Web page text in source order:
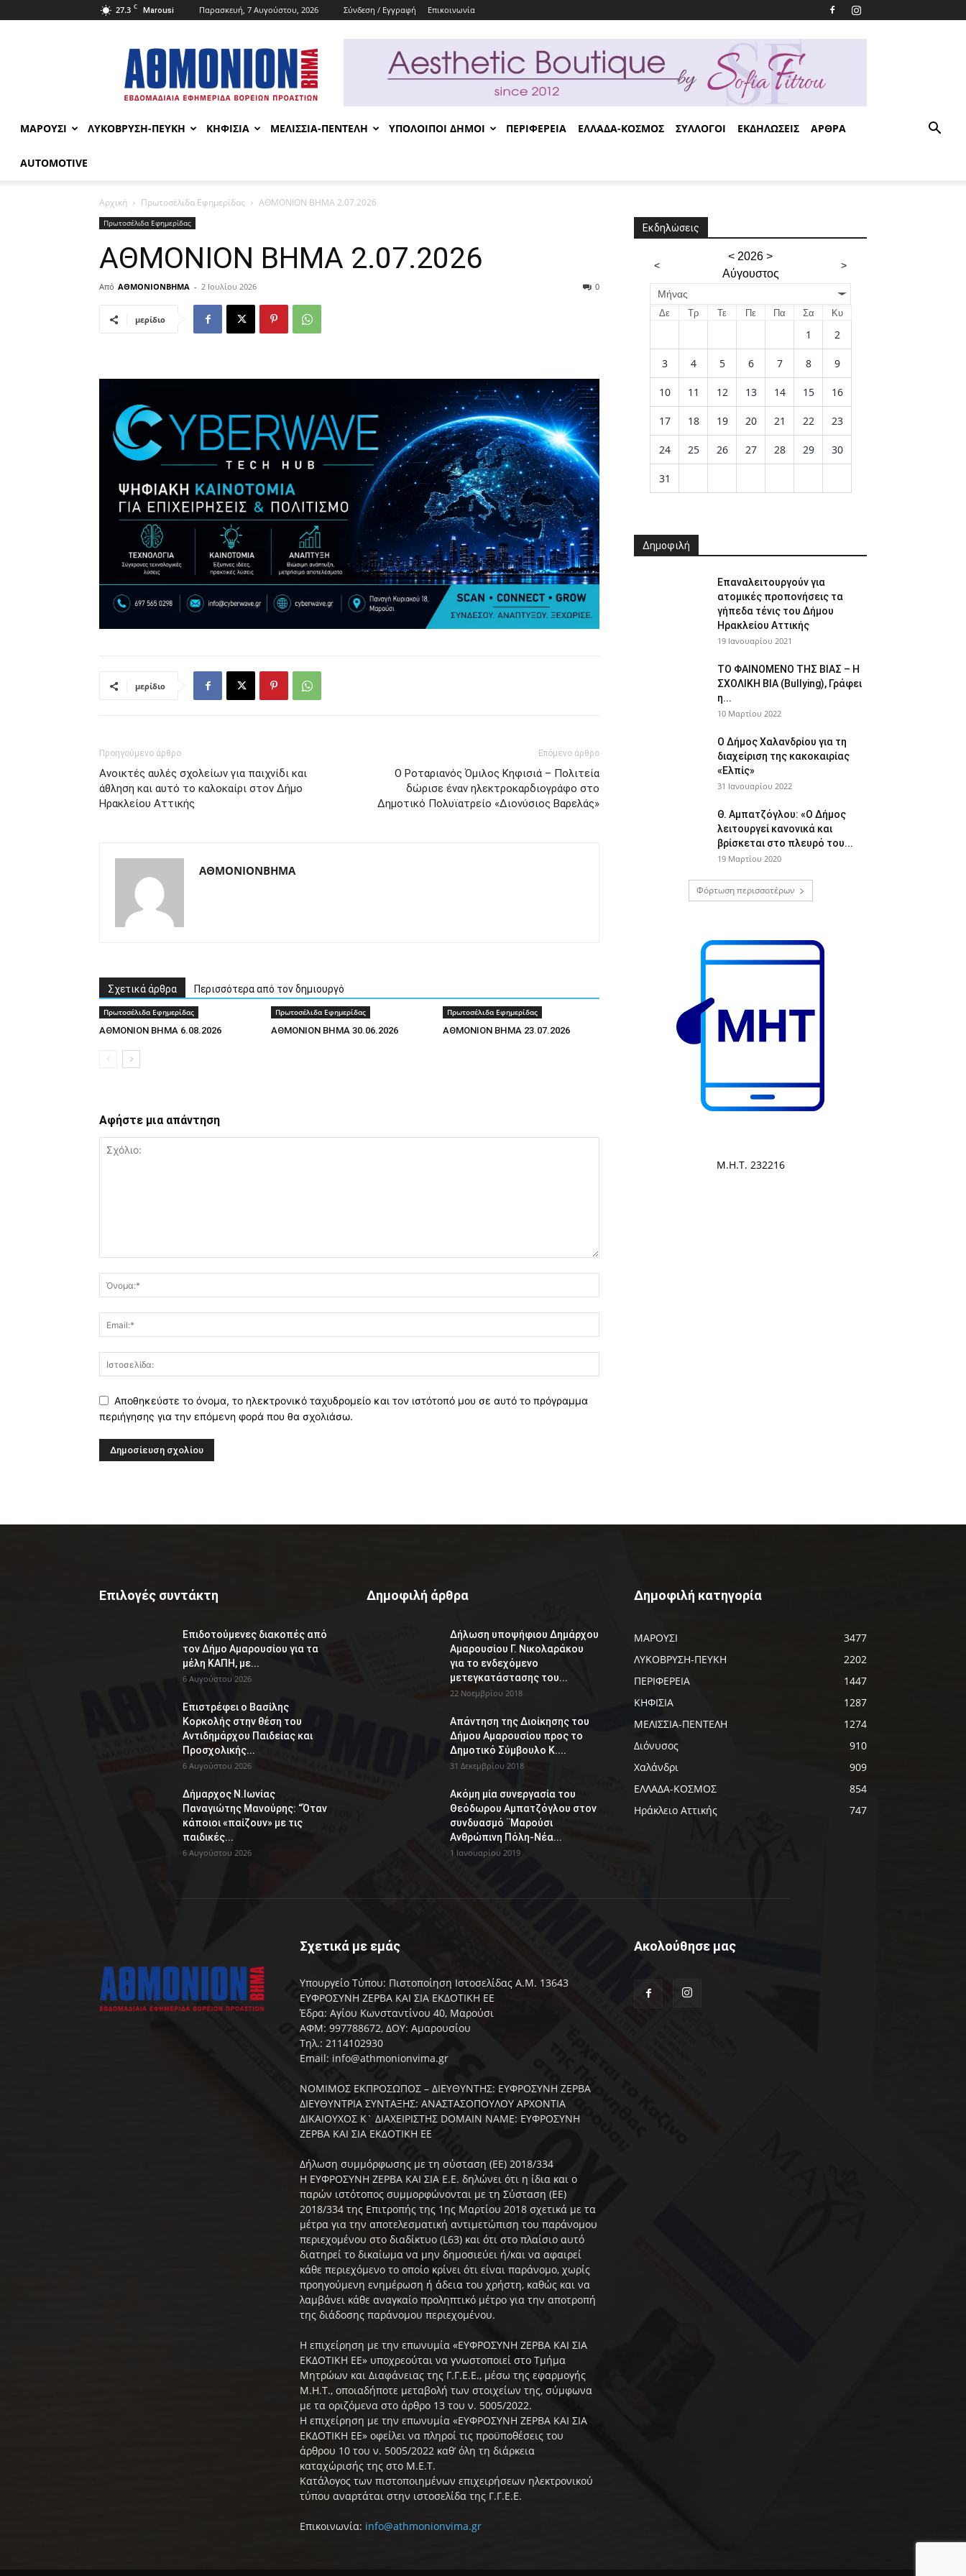
27.3 C Marousi Παρασκευή, 7 Αυγούστου, 2026 Σύνδεση / Εγγραφή Επικοινωνία
ΑΘΜΟΝΙΟΝ
ΒΗΜΑ
ΜΑΡΟΥΣΙ ΛΥΚΟΒΡΥΣΗ-ΠΕΥΚΗ ΚΗΦΙΣΙΑ ΜΕΛΙΣΣΙΑ-ΠΕΝΤΕΛΗ ΥΠΟΛΟΙΠΟΙ ΔΗΜΟΙ ΠΕΡΙΦΕΡΕΙΑ ΕΛΛΑΔΑ-ΚΟΣΜΟΣ ΣΥΛΛΟΓΟΙ ΕΚΔΗΛΩΣΕΙΣ ΑΡΘΡΑ
AUTOMOTIVE
Αρχική Πρωτοσέλιδα Εφημερίδας ΑΘΜΟΝΙΟΝ ΒΗΜΑ 2.07.2026
Πρωτοσέλιδα Εφημερίδας
ΑΘΜΟΝΙΟΝ ΒΗΜΑ 2.07.2026
Από ΑΘΜΟΝΙΟΝΒΗΜΑ - 2 Ιουλίου 2026 0
μερίδιο
μερίδιο
Προηγούμενο άρθρο
Ανοικτές αυλές σχολείων για παιχνίδι και
άθληση και αυτό το καλοκαίρι στον Δήμο
Ηρακλείου Αττικής
Επόμενο άρθρο
Ο Ροταριανός Όμιλος Κηφισιά – Πολιτεία
δώρισε έναν ηλεκτροκαρδιογράφο στο
Δημοτικό Πολυϊατρείο «Διονύσιος Βαρελάς»
ΑΘΜΟΝΙΟΝΒΗΜΑ
Σχετικά άρθρα Περισσότερα από τον δημιουργό
Πρωτοσέλιδα Εφημερίδας
ΑΘΜΟΝΙΟΝ ΒΗΜΑ 6.08.2026
Πρωτοσέλιδα Εφημερίδας
AΘΜΟΝΙΟΝ ΒΗΜΑ 30.06.2026
Πρωτοσέλιδα Εφημερίδας
ΑΘΜΟΝΙΟΝ ΒΗΜΑ 23.07.2026
Αφήστε μια απάντηση
Αποθηκεύστε το όνομα, το ηλεκτρονικό ταχυδρομείο και τον ιστότοπό μου σε αυτό το πρόγραμμα
περιήγησης για την επόμενη φορά που θα σχολιάσω.
Εκδηλώσεις
<
< 2026 >
Αύγουστος
>
Μήνας
Δε Τρ Τε Πε Πα Σα Κυ
1 2
3 4 5 6 7 8 9
10 11 12 13 14 15 16
17 18 19 20 21 22 23
24 25 26 27 28 29 30
31
Δημοφιλή
Επαναλειτουργούν για
ατομικές προπονήσεις τα
γήπεδα τένις του Δήμου
Ηρακλείου Αττικής
19 Ιανουαρίου 2021
ΤΟ ΦΑΙΝΟΜΕΝΟ ΤΗΣ ΒΙΑΣ – Η
ΣΧΟΛΙΚΗ ΒΙΑ (Bullying), Γράφει
η...
10 Μαρτίου 2022
Ο Δήμος Χαλανδρίου για τη
διαχείριση της κακοκαιρίας
«Ελπίς»
31 Ιανουαρίου 2022
Θ. Αμπατζόγλου: «Ο Δήμος
λειτουργεί κανονικά και
βρίσκεται στο πλευρό του...
19 Μαρτίου 2020
Φόρτωση περισσοτέρων
Μ.Η.Τ. 232216
Επιλογές συντάκτη
Επιδοτούμενες διακοπές από
τον Δήμο Αμαρουσίου για τα
μέλη ΚΑΠΗ, με...
6 Αυγούστου 2026
Επιστρέφει ο Βασίλης
Κορκολής στην θέση του
Αντιδημάρχου Παιδείας και
Προσχολικής...
6 Αυγούστου 2026
Δήμαρχος Ν.Ιωνίας
Παναγιώτης Μανούρης: “Όταν
κάποιοι «παίζουν» με τις
παιδικές...
6 Αυγούστου 2026
Δημοφιλή άρθρα
Δήλωση υποψήφιου Δημάρχου
Αμαρουσίου Γ. Νικολαράκου
για το ενδεχόμενο
μετεγκατάστασης του...
22 Νοεμβρίου 2018
Απάντηση της Διοίκησης του
Δήμου Αμαρουσίου προς το
Δημοτικό Σύμβουλο Κ....
31 Δεκεμβρίου 2018
Ακόμη μία συνεργασία του
Θεόδωρου Αμπατζόγλου στον
συνδυασμό ¨Μαρούσι
Ανθρώπινη Πόλη-Νέα...
1 Ιανουαρίου 2019
Δημοφιλή κατηγορία
ΜΑΡΟΥΣΙ
3477
ΛΥΚΟΒΡΥΣΗ-ΠΕΥΚΗ
2202
ΠΕΡΙΦΕΡΕΙΑ
1447
ΚΗΦΙΣΙΑ
1287
ΜΕΛΙΣΣΙΑ-ΠΕΝΤΕΛΗ
1274
Διόνυσος
910
Χαλάνδρι
909
ΕΛΛΑΔΑ-ΚΟΣΜΟΣ
854
Ηράκλειο Αττικής
747
Σχετικά με εμάς
Υπουργείο Τύπου: Πιστοποίηση Ιστοσελίδας Α.Μ. 13643
ΕΥΦΡΟΣΥΝΗ ΖΕΡΒΑ ΚΑΙ ΣΙΑ ΕΚΔΟΤΙΚΗ ΕΕ
Έδρα: Αγίου Κωνσταντίνου 40, Μαρούσι
ΑΦΜ: 997788672, ΔΟΥ: Αμαρουσίου
Τηλ.: 2114102930
Email: info@athmonionvima.gr
ΝΟΜΙΜΟΣ ΕΚΠΡΟΣΩΠΟΣ – ΔΙΕΥΘΥΝΤΗΣ: ΕΥΦΡΟΣΥΝΗ ΖΕΡΒΑ
ΔΙΕΥΘΥΝΤΡΙΑ ΣΥΝΤΑΞΗΣ: ΑΝΑΣΤΑΣΟΠΟΥΛΟΥ ΑΡΧΟΝΤΙΑ
ΔΙΚΑΙΟΥΧΟΣ Κ` ΔΙΑΧΕΙΡΙΣΤΗΣ DOMAIN NAME: ΕΥΦΡΟΣΥΝΗ
ΖΕΡΒΑ ΚΑΙ ΣΙΑ ΕΚΔΟΤΙΚΗ ΕΕ
Δήλωση συμμόρφωσης με τη σύσταση (ΕΕ) 2018/334
Η ΕΥΦΡΟΣΥΝΗ ΖΕΡΒΑ ΚΑΙ ΣΙΑ Ε.Ε. δηλώνει ότι η ίδια και ο
παρών ιστότοπος συμμορφώνονται με τη Σύσταση (ΕΕ)
2018/334 της Επιτροπής της 1ης Μαρτίου 2018 σχετικά με τα
μέτρα για την αποτελεσματική αντιμετώπιση του παράνομου
περιεχομένου στο διαδίκτυο (L63) και ότι στο πλαίσιο αυτό
διατηρεί το δικαίωμα να μην δημοσιεύει ή/και να αφαιρεί
κάθε περιεχόμενο το οποίο κρίνει ότι είναι παράνομο, χωρίς
προηγούμενη ενημέρωση ή άδεια του χρήστη, καθώς και να
λαμβάνει κάθε αναγκαίο προληπτικό μέτρο για την αποτροπή
της διάδοσης παράνομου περιεχομένου.
Η επιχείρηση με την επωνυμία «ΕΥΦΡΟΣΥΝΗ ΖΕΡΒΑ ΚΑΙ ΣΙΑ
ΕΚΔΟΤΙΚΗ ΕΕ» υποχρεούται να γνωστοποιεί στο Τμήμα
Μητρώων και Διαφάνειας της Γ.Γ.Ε.Ε., μέσω της εφαρμογής
Μ.Η.Τ., οποιαδήποτε μεταβολή των στοιχείων της, σύμφωνα
με τα οριζόμενα στο άρθρο 13 του ν. 5005/2022.
Η επιχείρηση με την επωνυμία «ΕΥΦΡΟΣΥΝΗ ΖΕΡΒΑ ΚΑΙ ΣΙΑ
ΕΚΔΟΤΙΚΗ ΕΕ» οφείλει να πληροί τις προϋποθέσεις του
άρθρου 10 του ν. 5005/2022 καθ’ όλη τη διάρκεια
καταχώρισής της στο Μ.Ε.Τ.
Κατάλογος των πιστοποιημένων επιχειρήσεων ηλεκτρονικού
τύπου αναρτάται στην ιστοσελίδα της Γ.Γ.Ε.Ε.
Επικοινωνία: info@athmonionvima.gr
Ακολούθησε μας